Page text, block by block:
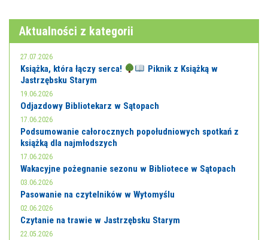
Aktualności z kategorii
27.07.2026
Książka, która łączy serca!
Piknik z Książką w
Jastrzębsku Starym
19.06.2026
Odjazdowy Bibliotekarz w Sątopach
17.06.2026
Podsumowanie całorocznych popołudniowych spotkań z
książką dla najmłodszych
17.06.2026
Wakacyjne pożegnanie sezonu w Bibliotece w Sątopach
03.06.2026
Pasowanie na czytelników w Wytomyślu
02.06.2026
Czytanie na trawie w Jastrzębsku Starym
22.05.2026